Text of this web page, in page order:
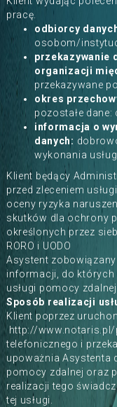
pracę.
odbiorcy
osobom/
przekazywanie
organizacji
przekazywane
okres
pozostałe
informacja o
danych:
wykonania
Klient będący
przed zleceniem
oceny ryzyka
skutków dla ochrony
określonych przez
RORO i UODO
Asystent
informacji, do których
usługi pomocy zdalnej
Sposób realizacji
Klient poprzez
http://
telefonicznego i
upoważnia Asystenta
pomocy zdalnej oraz
realizacji tego
tej usługi.